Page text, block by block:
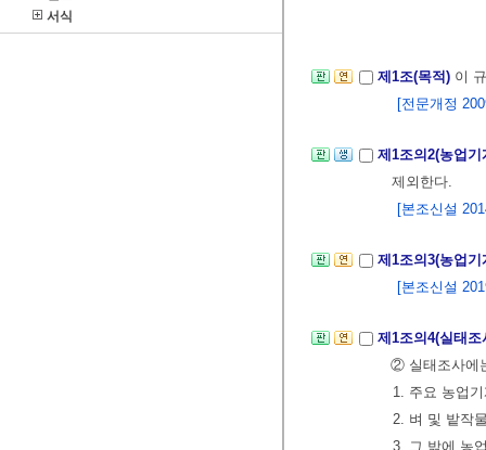
서식
제1조(목적) 이
[전문개정
제1조의2(농업
제외한다.
[본조신설
제1조의3(농업
[본조신설
제1조의4(실태
② 실태조사에
1. 주요 농업
2. 벼 및 밭작
3. 그 밖에 농